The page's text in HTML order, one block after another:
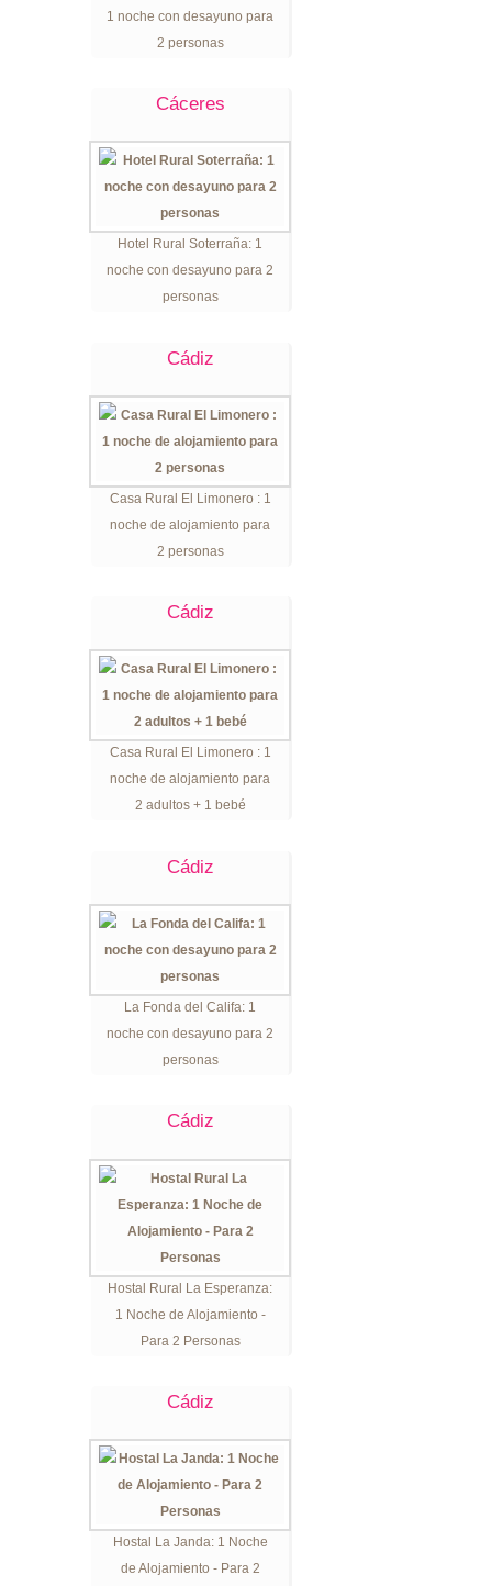
1 noche con desayuno para
2 personas
Cáceres
Hotel Rural Soterraña: 1
noche con desayuno para 2
personas
Cádiz
Casa Rural El Limonero : 1
noche de alojamiento para
2 personas
Cádiz
Casa Rural El Limonero : 1
noche de alojamiento para
2 adultos + 1 bebé
Cádiz
La Fonda del Califa: 1
noche con desayuno para 2
personas
Cádiz
Hostal Rural La Esperanza:
1 Noche de Alojamiento -
Para 2 Personas
Cádiz
Hostal La Janda: 1 Noche
de Alojamiento - Para 2